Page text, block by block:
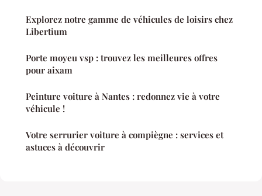
Explorez notre gamme de véhicules de loisirs chez
Libertium
Porte moyeu vsp : trouvez les meilleures offres
pour aixam
Peinture voiture à Nantes : redonnez vie à votre
véhicule !
Votre serrurier voiture à compiègne : services et
astuces à découvrir